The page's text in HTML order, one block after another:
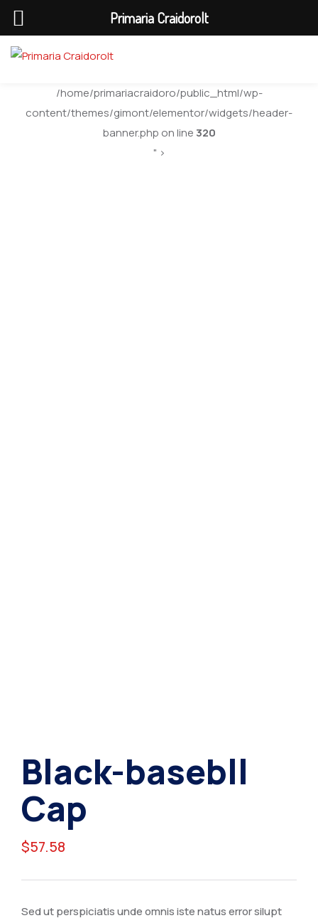
/home/primariacraidoro/public_html/wp-
content/themes/gimont/elementor/widgets/header-
banner.php on line 320
" >
Black-basebll
Cap
$57.58
Sed ut perspiciatis unde omnis iste natus error silupt
Primaria Craidorolt